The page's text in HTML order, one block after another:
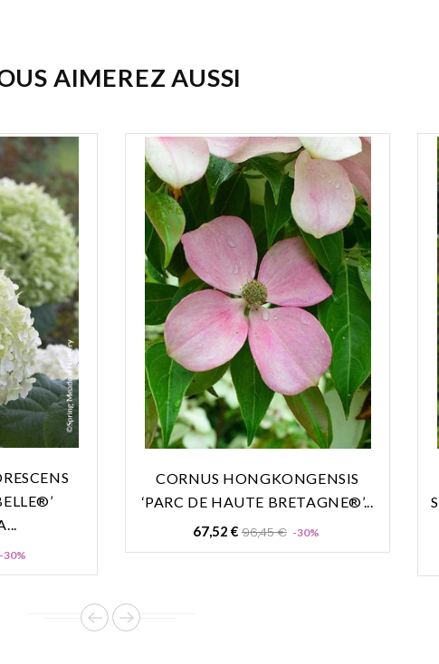
AIMEREZ AUSSI
-30%
CORNUS HONGKONGENSIS
‘PARC DE HAUTE BRETAGNE®’...
67,52 € Prix
96,45 € -30%